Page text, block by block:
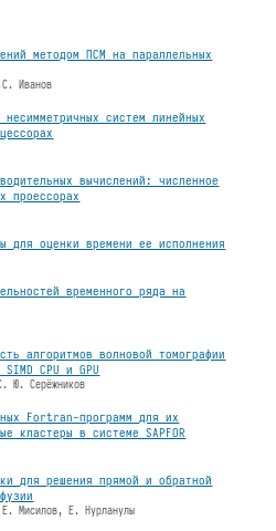
методом ПСМ на параллельных
Иванов
систем линейных
вычислений: численное
проессорах
для оценки времени ее исполнения
временного ряда на
алгоритмов волновой томографии
CPU и GPU
Ю. Серёжников
Fortran-программ для их
кластеры в системе SAPFOR
для решения прямой и обратной
Мисилов, Е. Нурланулы